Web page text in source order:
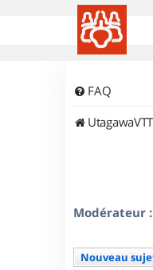
FAQ
Modérateur :
Nouveau